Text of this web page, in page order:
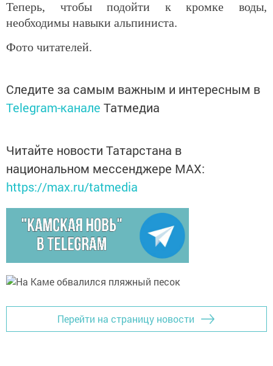
Теперь, чтобы подойти к кромке воды,
необходимы навыки альпиниста.
Фото читателей.
Следите за самым важным и интересным в
Telegram-канале Татмедиа
Читайте новости Татарстана в
национальном мессенджере MАХ:
https://max.ru/tatmedia
Перейти на страницу новости